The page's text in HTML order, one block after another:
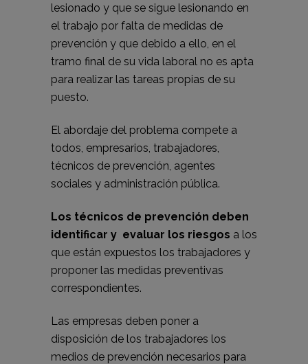
lesionado y que se sigue lesionando en
el trabajo por falta de medidas de
prevención y que debido a ello, en el
tramo final de su vida laboral no es apta
para realizar las tareas propias de su
puesto.
El abordaje del problema compete a
todos, empresarios, trabajadores,
técnicos de prevención, agentes
sociales y administración pública.
Los técnicos de prevención deben
identificar y evaluar los riesgos a los
que están expuestos los trabajadores y
proponer las medidas preventivas
correspondientes.
Las empresas deben poner a
disposición de los trabajadores los
medios de prevención necesarios para